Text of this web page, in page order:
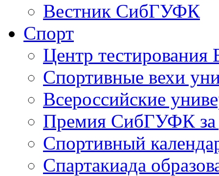
Вестник СибГУФК
Спорт
Центр
Спортивные вехи
Всероссийские
Премия СибГУФК за
Спортивный
Спартакиада